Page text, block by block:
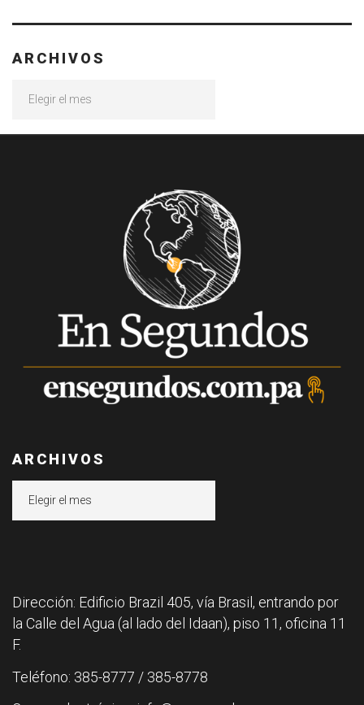
ARCHIVOS
ARCHIVOS
Dirección: Edificio Brazil 405, vía Brasil, entrando por
la Calle del Agua (al lado del Idaan), piso 11, oficina 11
F.
Teléfono: 385-8777 / 385-8778